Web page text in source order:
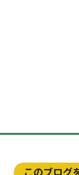
このブログ